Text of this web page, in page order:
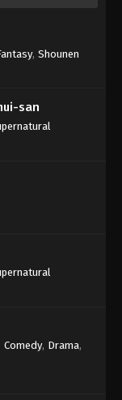
, Shounen
san
Comedy, Drama,